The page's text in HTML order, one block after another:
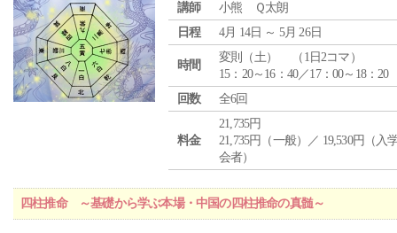
講師
小熊 Ｑ太朗
日程
4月 14日 ～ 5月 26日
時間
変則（土） （1日2コマ）
15：20～16：40／17：00～18：20
回数
全6回
料金
21,735円
21,735円（一般）／ 19,530円（入
会者）
四柱推命 ～基礎から学ぶ本場・中国の四柱推命の真髄～